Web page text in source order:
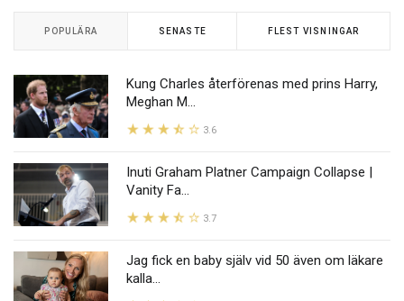
POPULÄRA SENASTE FLEST VISNINGAR
Kung Charles återförenas med prins Harry,
Meghan M...
3.6
Inuti Graham Platner Campaign Collapse |
Vanity Fa...
3.7
Jag fick en baby själv vid 50 även om läkare
kalla...